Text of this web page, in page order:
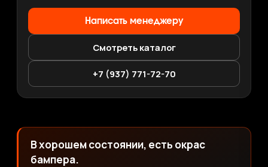
Написать менеджеру
Смотреть каталог
+7 (937) 771-72-70
В хорошем состоянии, есть окрас
бампера.